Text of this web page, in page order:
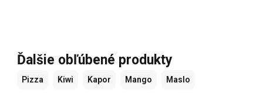
Ďalšie obľúbené produkty
Pizza Kiwi Kapor Mango Maslo